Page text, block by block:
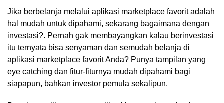
Jika berbelanja melalui aplikasi marketplace favorit adalah
hal mudah untuk dipahami, sekarang bagaimana dengan
investasi?. Pernah gak membayangkan kalau berinvestasi
itu ternyata bisa senyaman dan semudah belanja di
aplikasi marketplace favorit Anda? Punya tampilan yang
eye catching dan fitur-fiturnya mudah dipahami bagi
siapapun, bahkan investor pemula sekalipun.